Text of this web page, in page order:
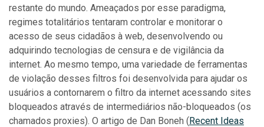
restante do mundo. Ameaçados por esse paradigma,
regimes totalitários tentaram controlar e monitorar o
acesso de seus cidadãos à web, desenvolvendo ou
adquirindo tecnologias de censura e de vigilância da
internet. Ao mesmo tempo, uma variedade de ferramentas
de violação desses filtros foi desenvolvida para ajudar os
usuários a contornarem o filtro da internet acessando sites
bloqueados através de intermediários não-bloqueados (os
chamados proxies). O artigo de Dan Boneh (Recent Ideas